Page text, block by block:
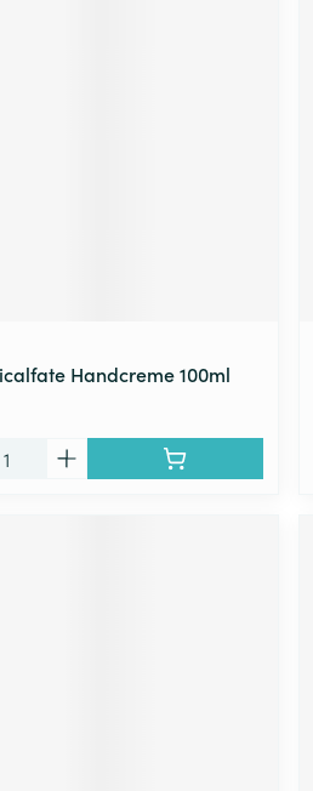
Handcreme 100ml